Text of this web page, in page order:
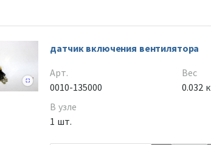
датчик включения вентилятора
Арт.
0010-135000
В узле
1 шт.
Вес
0.032